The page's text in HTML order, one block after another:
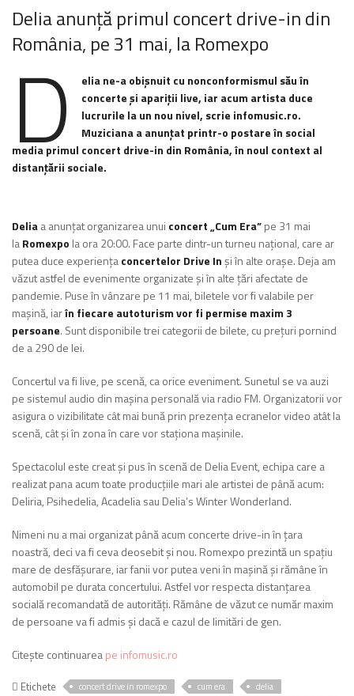
Delia anunţă primul concert drive-in din
România, pe 31 mai, la Romexpo
D
elia ne-a obişnuit cu nonconformismul său în
concerte şi apariţii live, iar acum artista duce
lucrurile la un nou nivel, scrie infomusic.ro.
Muziciana a anunţat printr-o postare în social
media primul concert drive-in din România, în noul context al
distanţării sociale.
Deliaa anunţat organizarea unui concert „Cum Era”pe 31 mai
laRomexpo la ora 20:00. Face parte dintr-un turneu naţional, care ar
putea duce experienţaconcertelor Drive Inşi în alte oraşe. Deja am
văzut astfel de evenimente organizate şi în alte ţări afectate de
pandemie. Puse în vânzare pe 11 mai, biletele vor fi valabile per
mașină, iarîn fiecare autoturism vor fi permise maxim 3
persoane. Sunt disponibile trei categorii de bilete, cu prețuri pornind
de a 290 de lei.
Concertul va fi live, pe scenă, ca orice eveniment. Sunetul se va auzi
pe sistemul audio din mașina personală via radio FM. Organizatorii vor
asigura o vizibilitate cât mai bună prin prezența ecranelor video atât la
scenă, cât și în zona în care vor staționa mașinile.
Spectacolul este creat și pus în scenă de Delia Event, echipa care a
realizat pana acum toate producțiile mari ale artistei de până acum:
Deliria, Psihedelia, Acadelia sau Delia’s Winter Wonderland.
Nimeni nu a mai organizat până acum concerte drive-in în ţara
noastră, deci va fi ceva deosebit şi nou. Romexpo prezintă un spaţiu
mare de desfăşurare, iar fanii vor putea veni în maşină şi rămâne în
automobil pe durata concertului. Astfel vor respecta distanţarea
socială recomandată de autorităţi. Rămâne de văzut ce număr maxim
de persoane va fi admis şi dacă e cazul de limitări de gen.
Citește continuareape infomusic.ro
Etichete concert drive in romexpo cum era delia